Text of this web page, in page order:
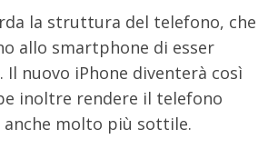
la struttura del telefono, che
allo smartphone di esser
nuovo iPhone diventerà così
inoltre rendere il telefono
molto più sottile.